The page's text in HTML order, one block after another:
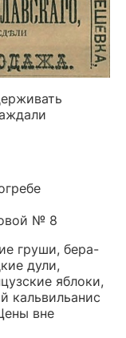
№ 8
груши, бера-
дули,
яблоки,
кальвильанис
вне